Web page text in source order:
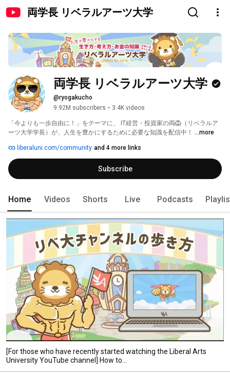
両学長 リベラルアーツ大学
両学長 リベラルアーツ大学
@ryogakucho
9.92M subscribers • 3.4K videos
「今よりも一歩自由に！」をテーマに、 IT経営・投資家の両🦁（リベラルア
ーツ大学学長）が、人生を豊かにするために必要な知識を配信中！ ...more
liberaluni.com/community and 4 more links
Subscribe
Home Videos Shorts Live Podcasts
[For those who have recently started watching the Liberal Arts
University YouTube channel] How to...